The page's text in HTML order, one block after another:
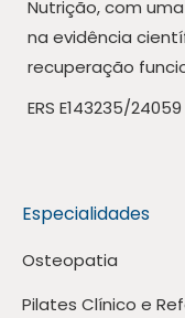
Nutrição, com
na evidência
recuperação
ERS E143235/24059
Especialidades
Osteopatia
Pilates Clínico e